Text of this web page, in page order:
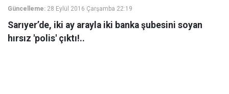
Güncelleme: 28 Eylül 2016 Çarşamba 22:19
Sarıyer’de, iki ay arayla iki banka şubesini soyan
hırsız 'polis' çıktı!..